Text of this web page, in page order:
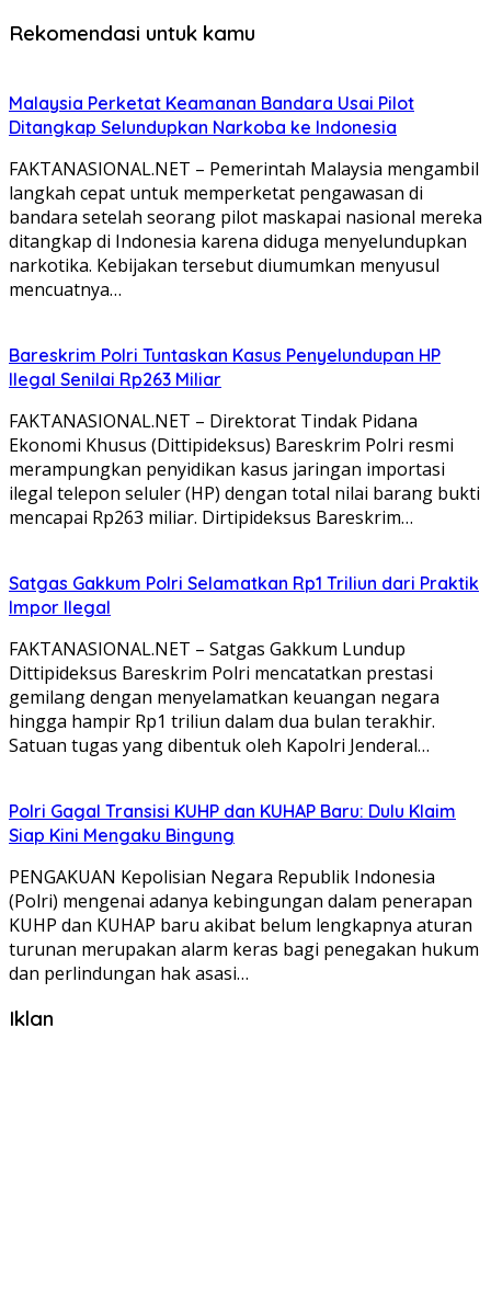
Rekomendasi untuk kamu
Malaysia Perketat Keamanan Bandara Usai Pilot
Ditangkap Selundupkan Narkoba ke Indonesia
FAKTANASIONAL.NET – Pemerintah Malaysia mengambil
langkah cepat untuk memperketat pengawasan di
bandara setelah seorang pilot maskapai nasional mereka
ditangkap di Indonesia karena diduga menyelundupkan
narkotika. Kebijakan tersebut diumumkan menyusul
mencuatnya…
Bareskrim Polri Tuntaskan Kasus Penyelundupan HP
Ilegal Senilai Rp263 Miliar
FAKTANASIONAL.NET – Direktorat Tindak Pidana
Ekonomi Khusus (Dittipideksus) Bareskrim Polri resmi
merampungkan penyidikan kasus jaringan importasi
ilegal telepon seluler (HP) dengan total nilai barang bukti
mencapai Rp263 miliar. Dirtipideksus Bareskrim…
Satgas Gakkum Polri Selamatkan Rp1 Triliun dari Praktik
Impor Ilegal
FAKTANASIONAL.NET – Satgas Gakkum Lundup
Dittipideksus Bareskrim Polri mencatatkan prestasi
gemilang dengan menyelamatkan keuangan negara
hingga hampir Rp1 triliun dalam dua bulan terakhir.
Satuan tugas yang dibentuk oleh Kapolri Jenderal…
Polri Gagal Transisi KUHP dan KUHAP Baru: Dulu Klaim
Siap Kini Mengaku Bingung
PENGAKUAN Kepolisian Negara Republik Indonesia
(Polri) mengenai adanya kebingungan dalam penerapan
KUHP dan KUHAP baru akibat belum lengkapnya aturan
turunan merupakan alarm keras bagi penegakan hukum
dan perlindungan hak asasi…
Iklan